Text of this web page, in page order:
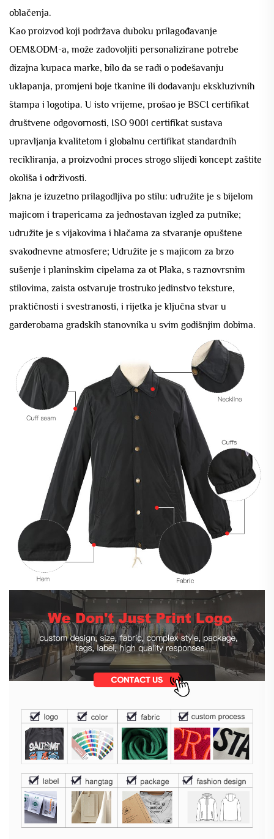
oblačenja.
Kao proizvod koji podržava duboku prilagođavanje
OEM&ODM-a, može zadovoljiti personalizirane potrebe
dizajna kupaca marke, bilo da se radi o podešavanju
uklapanja, promjeni boje tkanine ili dodavanju ekskluzivnih
štampa i logotipa. U isto vrijeme, prošao je BSCI certifikat
društvene odgovornosti, ISO 9001 certifikat sustava
upravljanja kvalitetom i globalnu certifikat standardnih
recikliranja, a proizvodni proces strogo slijedi koncept zaštite
okoliša i održivosti.
Jakna je izuzetno prilagodljiva po stilu: udružite je s bijelom
majicom i trapericama za jednostavan izgled za putnike;
udružite je s vijakovima i hlačama za stvaranje opuštene
svakodnevne atmosfere; Udružite je s majicom za brzo
sušenje i planinskim cipelama za ot Plaka, s raznovrsnim
stilovima, zaista ostvaruje trostruko jedinstvo teksture,
praktičnosti i svestranosti, i rijetka je ključna stvar u
garderobama gradskih stanovnika u svim godišnjim dobima.